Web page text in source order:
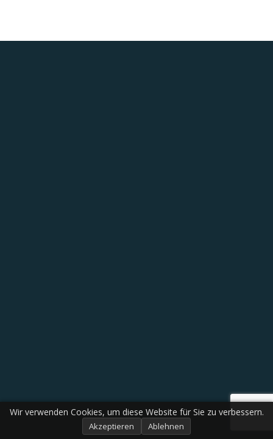
Wir verwenden Cookies, um diese Website für Sie zu verbessern.
Akzeptieren Ablehnen